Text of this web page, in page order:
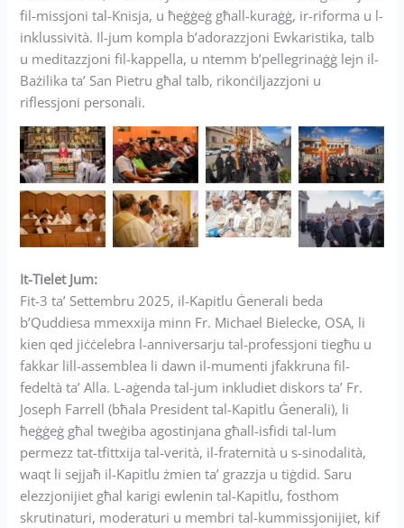
fil-missjoni tal-Knisja, u ħeġġeġ għall-kuraġġ, ir-riforma u l-
inklussività. Il-jum kompla b’adorazzjoni Ewkaristika, talb
u meditazzjoni fil-kappella, u ntemm b’pellegrinaġġ lejn il-
Bażilika ta’ San Pietru għal talb, rikonċiljazzjoni u
riflessjoni personali.
It-Tielet Jum:
Fit-3 ta’ Settembru 2025, il-Kapitlu Ġenerali beda
b’Quddiesa mmexxija minn Fr. Michael Bielecke, OSA, li
kien qed jiċċelebra l-anniversarju tal-professjoni tiegħu u
fakkar lill-assemblea li dawn il-mumenti jfakkruna fil-
fedeltà ta’ Alla. L-aġenda tal-jum inkludiet diskors ta’ Fr.
Joseph Farrell (bħala President tal-Kapitlu Ġenerali), li
ħeġġeġ għal tweġiba agostinjana għall-isfidi tal-lum
permezz tat-tfittxija tal-verità, il-fraternità u s-sinodalità,
waqt li sejjaħ il-Kapitlu żmien ta’ grazzja u tiġdid. Saru
elezzjonijiet għal karigi ewlenin tal-Kapitlu, fosthom
skrutinaturi, moderaturi u membri tal-kummissjonijiet, kif